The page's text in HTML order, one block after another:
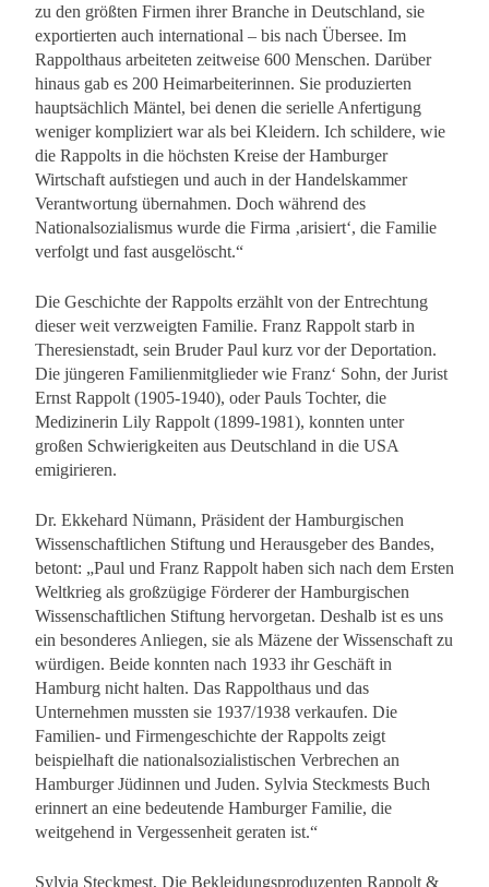
zu den größten Firmen ihrer Branche in Deutschland, sie
exportierten auch international – bis nach Übersee. Im
Rappolthaus arbeiteten zeitweise 600 Menschen. Darüber
hinaus gab es 200 Heimarbeiterinnen. Sie produzierten
hauptsächlich Mäntel, bei denen die serielle Anfertigung
weniger kompliziert war als bei Kleidern. Ich schildere, wie
die Rappolts in die höchsten Kreise der Hamburger
Wirtschaft aufstiegen und auch in der Handelskammer
Verantwortung übernahmen. Doch während des
Nationalsozialismus wurde die Firma ‚arisiert‘, die Familie
verfolgt und fast ausgelöscht.“
Die Geschichte der Rappolts erzählt von der Entrechtung
dieser weit verzweigten Familie. Franz Rappolt starb in
Theresienstadt, sein Bruder Paul kurz vor der Deportation.
Die jüngeren Familienmitglieder wie Franz‘ Sohn, der Jurist
Ernst Rappolt (1905-1940), oder Pauls Tochter, die
Medizinerin Lily Rappolt (1899-1981), konnten unter
großen Schwierigkeiten aus Deutschland in die USA
emigirieren.
Dr. Ekkehard Nümann, Präsident der Hamburgischen
Wissenschaftlichen Stiftung und Herausgeber des Bandes,
betont: „Paul und Franz Rappolt haben sich nach dem Ersten
Weltkrieg als großzügige Förderer der Hamburgischen
Wissenschaftlichen Stiftung hervorgetan. Deshalb ist es uns
ein besonderes Anliegen, sie als Mäzene der Wissenschaft zu
würdigen. Beide konnten nach 1933 ihr Geschäft in
Hamburg nicht halten. Das Rappolthaus und das
Unternehmen mussten sie 1937/1938 verkaufen. Die
Familien- und Firmengeschichte der Rappolts zeigt
beispielhaft die nationalsozialistischen Verbrechen an
Hamburger Jüdinnen und Juden. Sylvia Steckmests Buch
erinnert an eine bedeutende Hamburger Familie, die
weitgehend in Vergessenheit geraten ist.“
Sylvia Steckmest, Die Bekleidungsproduzenten Rappolt &